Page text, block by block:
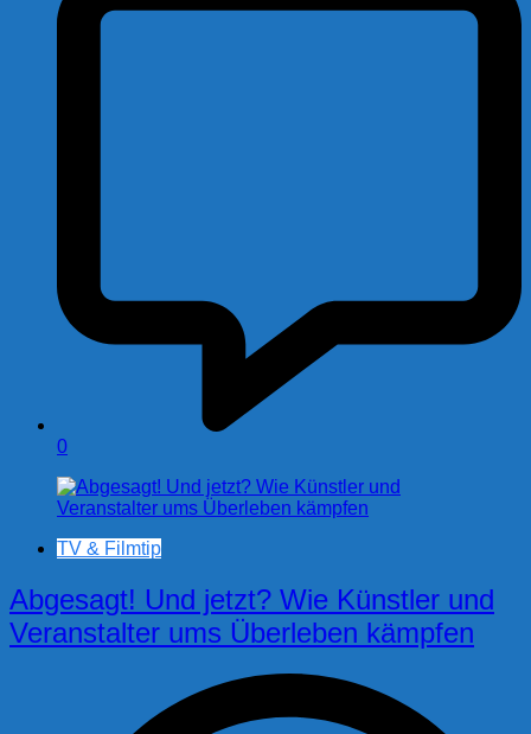
0
TV & Filmtip
Abgesagt! Und jetzt? Wie Künstler und
Veranstalter ums Überleben kämpfen